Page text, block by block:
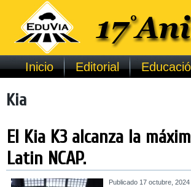
Inicio Editorial
Kia
El Kia K3 alcanza la
Latin NCAP.
Publicado 17 octubre, 2024